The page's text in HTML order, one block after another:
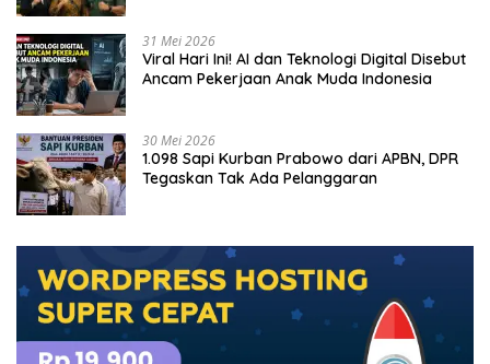
31 Mei 2026
Viral Hari Ini! AI dan Teknologi Digital Disebut
Ancam Pekerjaan Anak Muda Indonesia
30 Mei 2026
1.098 Sapi Kurban Prabowo dari APBN, DPR
Tegaskan Tak Ada Pelanggaran